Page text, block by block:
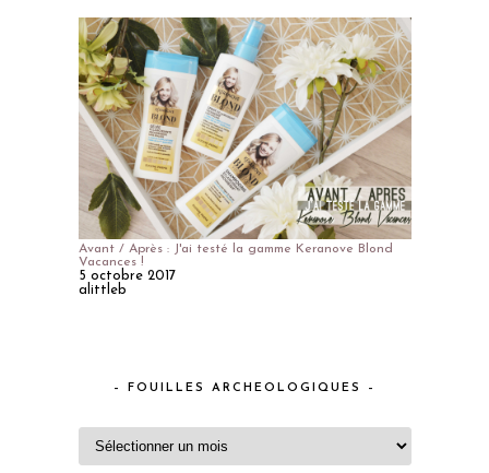
Avant / Après : J'ai testé la gamme Keranove Blond
Vacances !
5 octobre 2017
alittleb
– FOUILLES ARCHEOLOGIQUES –